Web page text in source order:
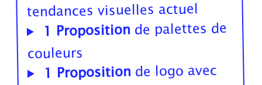
tendances visuelles actuel
1 Proposition de palettes de
couleurs
1 Proposition de logo avec